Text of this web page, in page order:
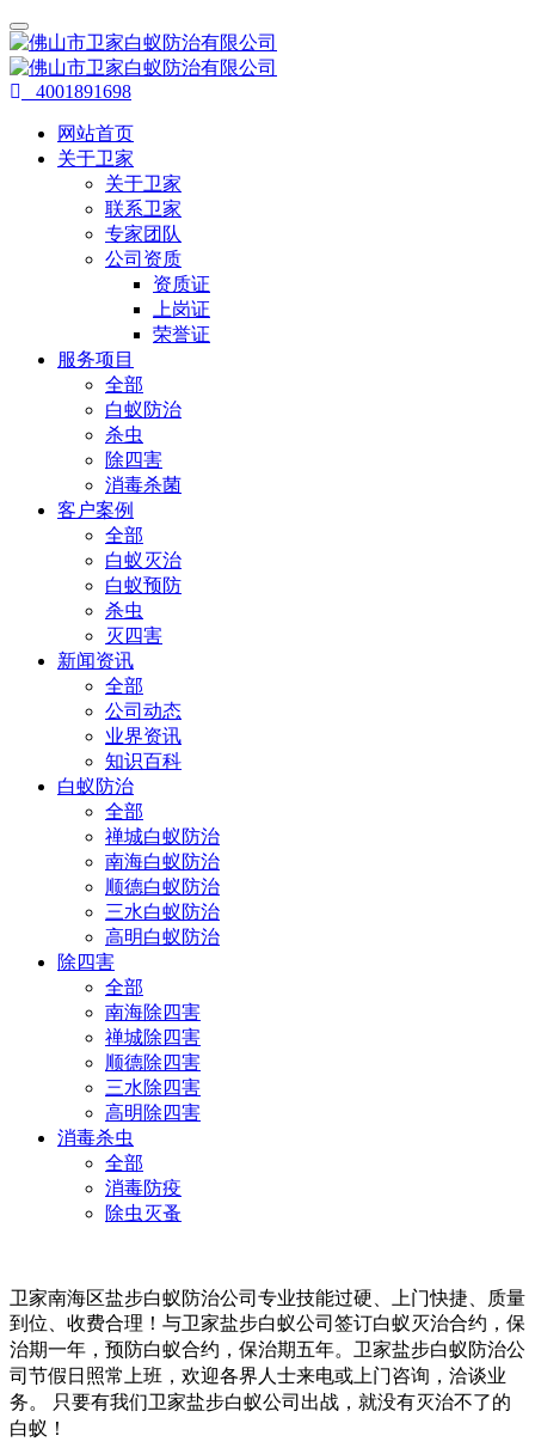
4001891698
网站首页
关于卫家
关于卫家
联系卫家
专家团队
公司资质
资质证
上岗证
荣誉证
服务项目
全部
白蚁防治
杀虫
除四害
消毒杀菌
客户案例
全部
白蚁灭治
白蚁预防
杀虫
灭四害
新闻资讯
全部
公司动态
业界资讯
知识百科
白蚁防治
全部
禅城白蚁防治
南海白蚁防治
顺德白蚁防治
三水白蚁防治
高明白蚁防治
除四害
全部
南海除四害
禅城除四害
顺德除四害
三水除四害
高明除四害
消毒杀虫
全部
消毒防疫
除虫灭蚤
卫家南海区盐步白蚁防治公司专业技能过硬、上门快捷、质量
到位、收费合理！与卫家盐步白蚁公司签订白蚁灭治合约，保
治期一年，预防白蚁合约，保治期五年。卫家盐步白蚁防治公
司节假日照常上班，欢迎各界人士来电或上门咨询，洽谈业
务。 只要有我们卫家盐步白蚁公司出战，就没有灭治不了的
白蚁！